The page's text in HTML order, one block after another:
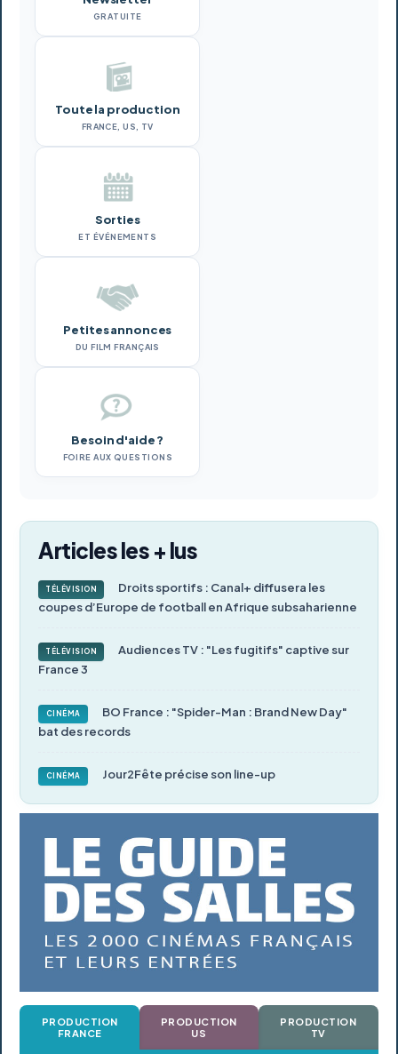
GRATUITE
Toute la production
FRANCE, US, TV
Sorties
ET ÉVÉNEMENTS
Petites annonces
DU FILM FRANÇAIS
Besoin d'aide ?
FOIRE AUX QUESTIONS
Articles les + lus
TÉLÉVISION
Droits sportifs : Canal+ diffusera les
coupes d’Europe de football en Afrique subsaharienne
TÉLÉVISION
Audiences TV : "Les fugitifs" captive sur
France 3
CINÉMA
BO France : "Spider-Man : Brand New Day"
bat des records
CINÉMA Jour2Fête précise son line-up
PRODUCTION
FRANCE
PRODUCTION
US
PRODUCTION
TV